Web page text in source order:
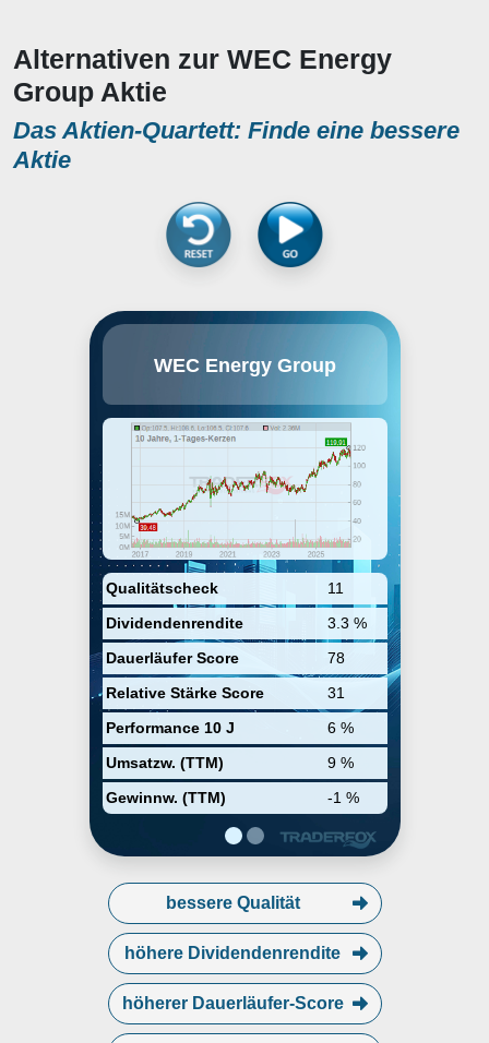
Alternativen zur WEC Energy
Group Aktie
Das Aktien-Quartett: Finde eine bessere
Aktie
WEC Energy Group
Qualitätscheck
11
Dividendenrendite
3.3 %
Dauerläufer Score
78
Relative Stärke Score
31
Performance 10 J
6 %
Umsatzw. (TTM)
9 %
Gewinnw. (TTM)
-1 %
amerikanisches
und Gasanbieter versorgt der
Konzern über 4 Mio. Kunden in
Wisconsin, Illinois, Michigan und
Minnesota. Zur
Unternehmensgruppe gehören
unter anderem We Energies,
Wisconsin Public Service, Peoples
Gas, North Shore Gas, Minnesota
Energy Resources und Michigan
Gas Utilities. Die WEC Energy
Group entstand im Juni 2015
durch die Übernahme von Integrys
Energy durch die Wisconsin
Energy Corp und anschließende
Umbenennung der neuen Firma.
bessere Qualität
höhere Dividendenrendite
höherer Dauerläufer-Score